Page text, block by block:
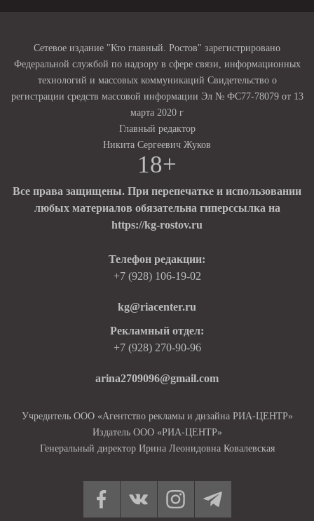
Сетевое издание "Кто главный. Ростов" зарегистрировано
Федеральной службой по надзору в сфере связи, информационных
технологий и массовых коммуникаций Свидетельство о
регистрации средств массовой информации Эл № ФС77-78079 от 13
марта 2020 г
Главный редактор
Никита Сергеевич Жуков
18+
Все права защищены. При перепечатке и использовании
любых материалов обязательна гиперссылка на
https://kg-rostov.ru
Телефон редакции:
+7 (928) 106-19-02
kg@riacenter.ru
Рекламный отдел:
+7 (928) 270-90-96
arina2709096@gmail.com
Учредитель ООО «Агентство рекламы и дизайна РИА-ЦЕНТР»
Издатель ООО «РИА-ЦЕНТР»
Генеральный директор Ирина Леонидовна Ковалевская